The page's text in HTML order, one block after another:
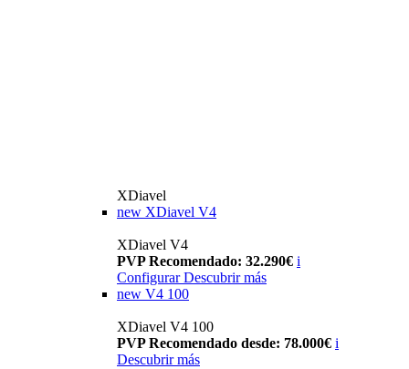
XDiavel
new XDiavel V4
XDiavel V4
PVP Recomendado: 32.290€ i
Configurar Descubrir más
new V4 100
XDiavel V4 100
PVP Recomendado desde: 78.000€ i
Descubrir más